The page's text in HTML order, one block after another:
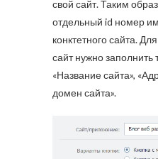
свой сайт. Таким
отдельный id номер
конктетного сайта.
сайт нужно заполнить
«Название сайта»,
домен сайта».